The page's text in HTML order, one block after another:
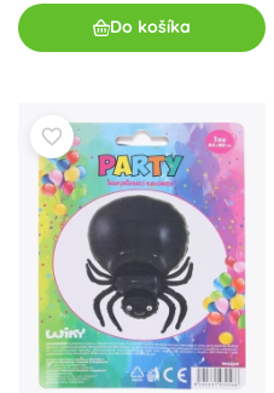
Do košíka